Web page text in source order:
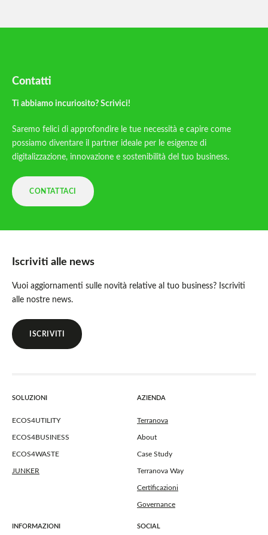
Contatti
Ti abbiamo incuriosito? Scrivici!
Saremo felici di approfondire le tue necessità e capire come
possiamo diventare il partner ideale per le esigenze di
digitalizzazione, innovazione e sostenibilità del tuo business.
CONTATTACI
Iscriviti alle news
Vuoi aggiornamenti sulle novità relative al tuo business? Iscriviti
alle nostre news.
ISCRIVITI
SOLUZIONI
ECOS4UTILITY
ECOS4BUSINESS
ECOS4WASTE
JUNKER
AZIENDA
Terranova
About
Case Study
Terranova Way
Certificazioni
Governance
INFORMAZIONI SOCIAL